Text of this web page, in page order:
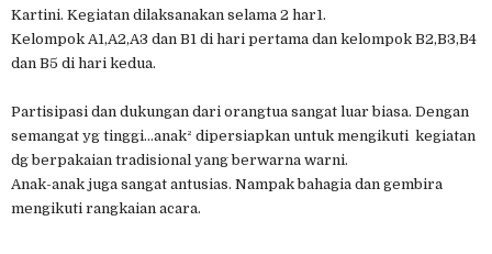
Kartini. Kegiatan dilaksanakan selama 2 har1.
Kelompok A1,A2,A3 dan B1 di hari pertama dan kelompok B2,B3,B4
dan B5 di hari kedua.
Partisipasi dan dukungan dari orangtua sangat luar biasa. Dengan
semangat yg tinggi...anak² dipersiapkan untuk mengikuti kegiatan
dg berpakaian tradisional yang berwarna warni.
Anak-anak juga sangat antusias. Nampak bahagia dan gembira
mengikuti rangkaian acara.